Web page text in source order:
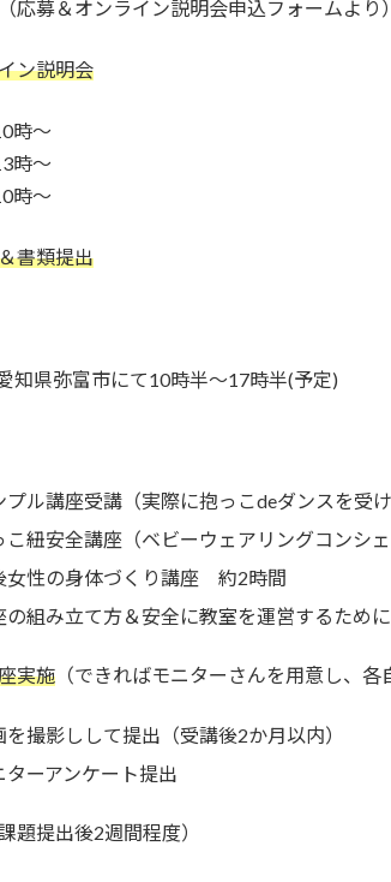
（応募＆オンライン説明会申込フォームより）
ン説明会
時〜
時〜
時〜
書類提出
知県弥富市にて10時半～17時半(予定)
プル講座受講（実際に抱っこdeダンスを受け
こ紐安全講座（ベビーウェアリングコンシ
女性の身体づくり講座 約2時間
の組み立て方＆安全に教室を運営するため
実施 （できればモニターさんを用意し、各
を撮影しして提出（受講後2か月以内）
ターアンケート提出
課題提出後2週間程度）